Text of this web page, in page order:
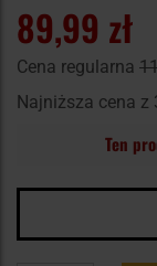
89,99 zł
Cena regularna
Najniższa cena z
Ten